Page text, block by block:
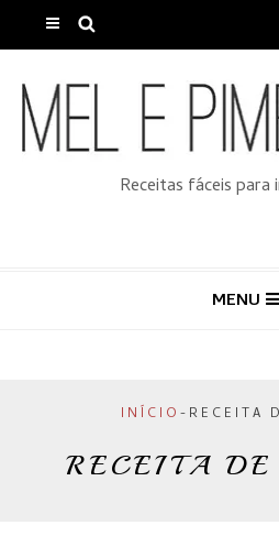
Receitas fáceis para
MENU
INÍCIO - RECEITA
RECEITA